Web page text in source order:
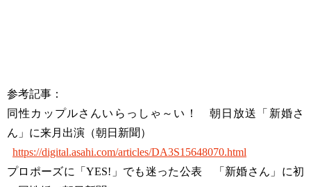
参考記事：
同性カップルさんいらっしゃ～い！ 朝日放送「新婚さ
ん」に来月出演（朝日新聞）
https://digital.asahi.com/articles/DA3S15648070.html
プロポーズに「YES!」でも迷った公表 「新婚さん」に初